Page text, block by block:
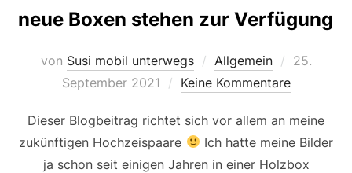
neue Boxen stehen zur Verfügung
von Susi mobil unterwegs Allgemein
25.
September 2021
Keine Kommentare
Dieser Blogbeitrag richtet sich vor allem an meine
zukünftigen Hochzeispaare
Ich hatte meine Bilder
ja schon seit einigen Jahren in einer Holzbox